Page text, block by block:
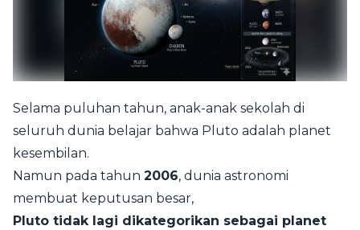
Selama puluhan tahun, anak-anak sekolah di
seluruh dunia belajar bahwa Pluto adalah planet
kesembilan.
Namun pada tahun 2006, dunia astronomi
membuat keputusan besar,
Pluto tidak lagi dikategorikan sebagai planet